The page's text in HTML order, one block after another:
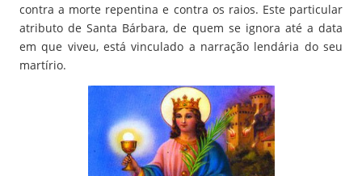
contra a morte repentina e contra os raios. Este particular
atributo de Santa Bárbara, de quem se ignora até a data
em que viveu, está vinculado a narração lendária do seu
martírio.